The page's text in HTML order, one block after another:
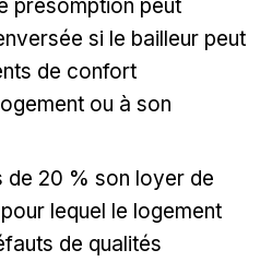
présomption peut
si le bailleur peut
de confort
ou à son
de 20 % son loyer de
lequel le logement
de qualités